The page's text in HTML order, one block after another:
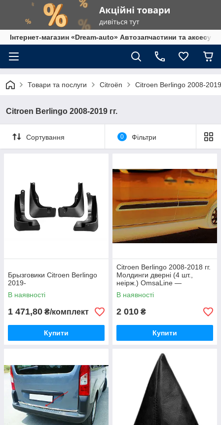
Інтернет-магазин «Dream-auto» Автозапчастини та
Товари та послуги Citroën Citroen Berlingo 2008-2019
Citroen Berlingo 2008-2019 гг.
Сортування 0 Фільтри
Брызговики Citroen Berlingo
2019-
В наявності
1 471,80 ₴/комплект
Купити
Citroen Berlingo 2008-2018 гг.
Молдинги дверні (4 шт.,
неірж.) OmsaLine —
Італійська неіржавка сталь
В наявності
2 010 ₴
Купити